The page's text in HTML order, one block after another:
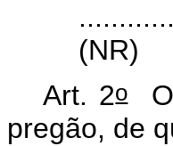
(NR)
Art. 2oO
pregão, de